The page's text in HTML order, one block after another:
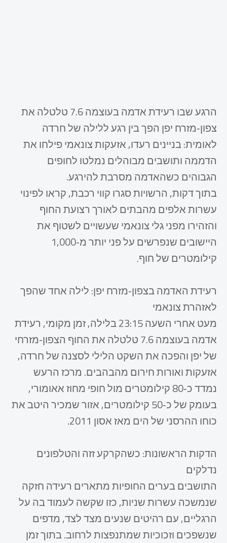
הרגע שבו רעידת אדמה בעוצמה 7.6 טלטלה את
צפון‑מזרח יפן הפך בין רגע ללילה של חרדה
לאומית: בניינים רעדו, אזעקות צונאמי פילחו את
הדממה ותושבים מבוהלים נמלטו לחופים
הגבוהים כשהאדמה מסרבת להירגע.​
בתוך דקות, הרשויות סגרו קווי רכבת, קראו לפינוי
עשרות אלפים מהבתים לאורך רצועת החוף
והזהירו מפני גלי צונאמי שעשויים לשטוף את
היישובים שנפרשים על פני יותר מ‑1,000
קילומטרים של חוף.​
רעידת האדמה בצפון‑מזרח יפן: לילה אחד שהפך
לאזהרת צונאמי
מעט אחרי השעה 23:15 בלילה, זמן מקומי, רעידת
אדמה בעוצמה 7.6 טלטלה את החוף הצפון‑מזרחי
של יפן והפכה את השקט הלילי לסצנה של חרדה,
אזעקות ואורות חירום מהבהבים. מרכז הרעש
נמדד כ‑80 קילומטרים מול חופי מחוז אאומורי,
בעומק של כ‑50 קילומטרים, אזור שמכיר היטב את
כוחו ההרסני של הים מאז אסון 2011.​
הדקות הראשונות: כשהקרקע זזה והטלפונים
נדלקים
התושבים בערים החופיות מתארים רעידה חזקה
שנמשכה עשרות שניות, כזו שקשה לעמוד בה על
הרגליים, עם רהיטים שנעים מצד לצד, מדפים
שנשפכים וזכוכיות שמתנפצות לרחוב. בתוך זמן